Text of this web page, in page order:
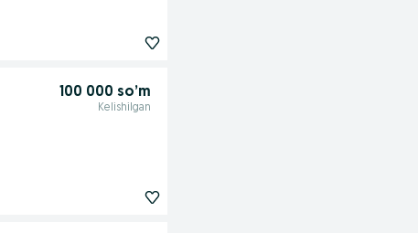
100 000 so’m
Kelishilgan